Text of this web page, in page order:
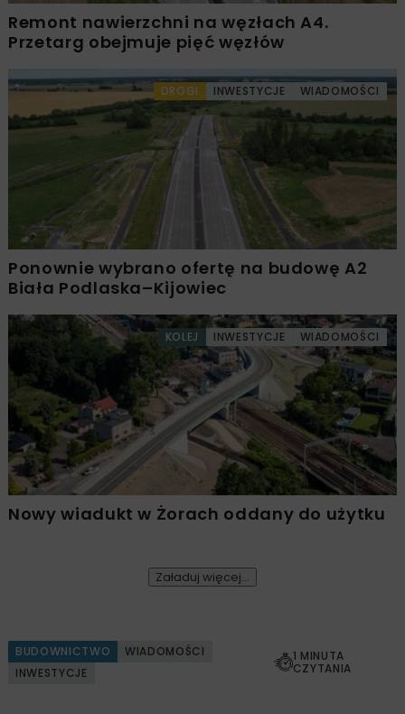
Remont nawierzchni na węzłach A4.
Przetarg obejmuje pięć węzłów
DROGI INWESTYCJE WIADOMOŚCI
Ponownie wybrano ofertę na budowę A2
Biała Podlaska–Kijowiec
KOLEJ INWESTYCJE WIADOMOŚCI
Nowy wiadukt w Żorach oddany do użytku
Załaduj więcej...
BUDOWNICTWO
WIADOMOŚCI
INWESTYCJE
1 MINUTA
CZYTANIA